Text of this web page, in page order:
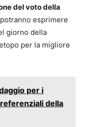
del voto della
esprimere
giorno della
per la migliore
per i
della